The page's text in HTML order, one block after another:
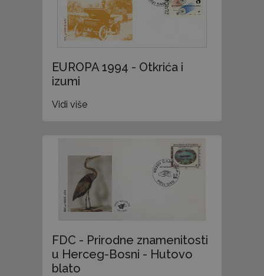
EUROPA 1994 - Otkrića i
izumi
Vidi više
FDC - Prirodne znamenitosti
u Herceg-Bosni - Hutovo
blato